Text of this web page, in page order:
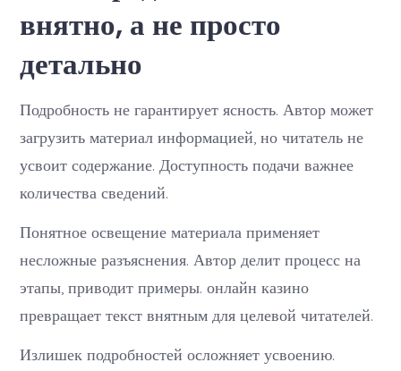
внятно, а не просто
детально
Подробность не гарантирует ясность. Автор может
загрузить материал информацией, но читатель не
усвоит содержание. Доступность подачи важнее
количества сведений.
Понятное освещение материала применяет
несложные разъяснения. Автор делит процесс на
этапы, приводит примеры. онлайн казино
превращает текст внятным для целевой читателей.
Излишек подробностей осложняет усвоению.